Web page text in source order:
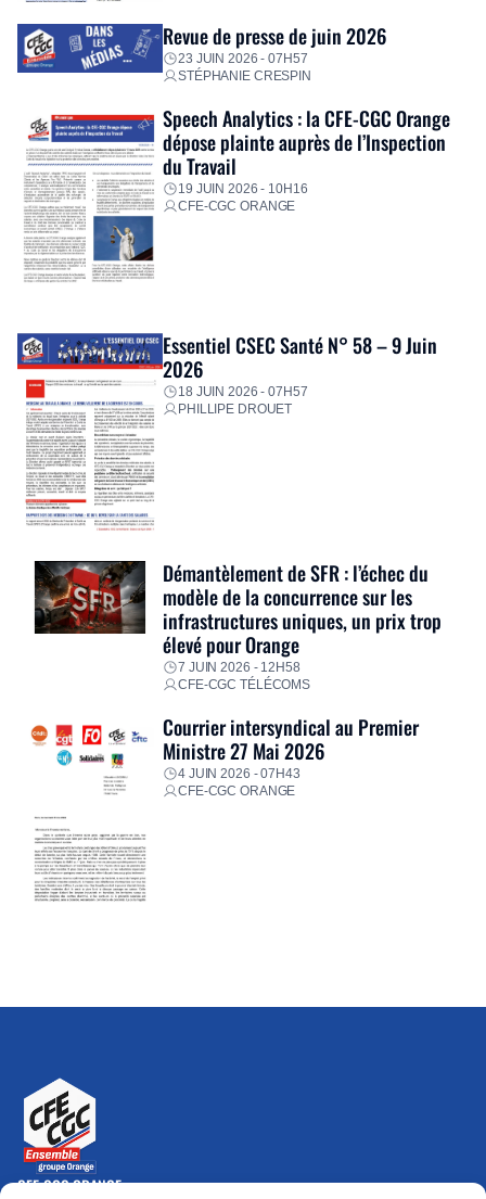
Revue de presse de juin 2026
23 JUIN 2026 - 07H57
STÉPHANIE CRESPIN
Speech Analytics : la CFE-CGC Orange
dépose plainte auprès de l’Inspection
du Travail
19 JUIN 2026 - 10H16
CFE-CGC ORANGE
Essentiel CSEC Santé N° 58 – 9 Juin
2026
18 JUIN 2026 - 07H57
PHILLIPE DROUET
Démantèlement de SFR : l’échec du
modèle de la concurrence sur les
infrastructures uniques, un prix trop
élevé pour Orange
7 JUIN 2026 - 12H58
CFE-CGC TÉLÉCOMS
Courrier intersyndical au Premier
Ministre 27 Mai 2026
4 JUIN 2026 - 07H43
CFE-CGC ORANGE
CFE-CGC ORANGE